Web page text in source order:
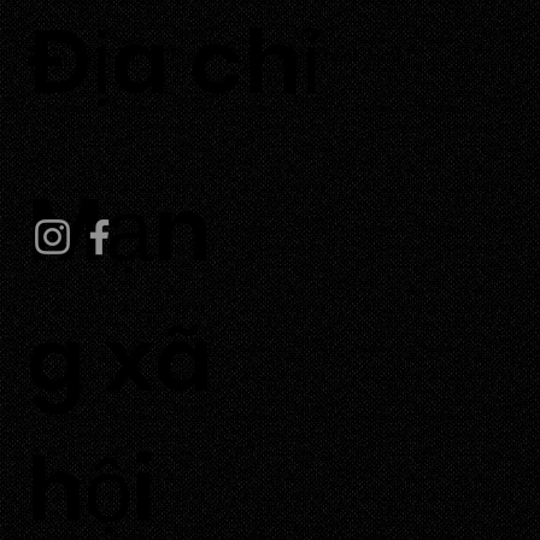
​Địa chỉ
Thôn Tuấn Tú, Xã Phước Dinh, Tỉnh Khánh Hoà
Mạn
g xã
hội